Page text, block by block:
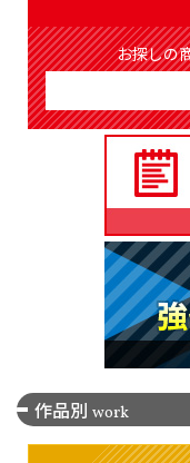
お探しの
作品別 work